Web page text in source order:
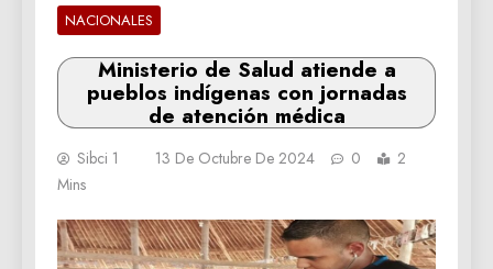
NACIONALES
Ministerio de Salud atiende a
pueblos indígenas con jornadas
de atención médica
Sibci 1 13 De Octubre De 2024 0
2
Mins